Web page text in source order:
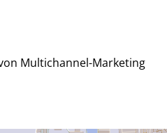
Multichannel-Marketing